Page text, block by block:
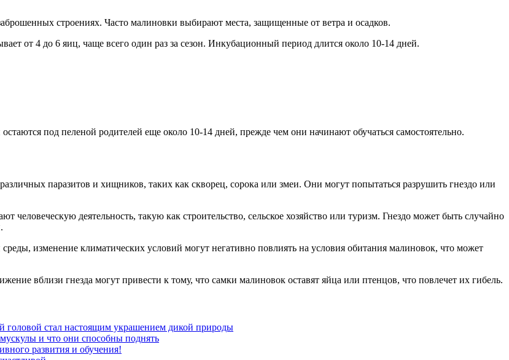
строениях. Часто малиновки выбирают места, защищенные от ветра и осадков.
от 4 до 6 яиц, чаще всего один раз за сезон. Инкубационный период длится около 10-14 дней.
под пеленой родителей еще около 10-14 дней, прежде чем они начинают обучаться самостоятельно.
паразитов и хищников, таких как скворец, сорока или змеи. Они могут попытаться разрушить гнездо или
человеческую деятельность, такую как строительство, сельское хозяйство или туризм. Гнездо может быть случайно
изменение климатических условий могут негативно повлиять на условия обитания малиновок, что может
вблизи гнезда могут привести к тому, что самки малиновок оставят яйца или птенцов, что повлечет их гибель.
головой стал настоящим украшением дикой природы
и что они способны поднять
развития и обучения!